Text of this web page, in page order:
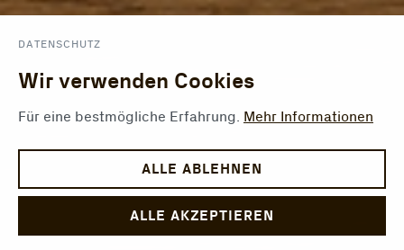
DATENSCHUTZ
Wir verwenden Cookies
Für eine bestmögliche Erfahrung. Mehr Informationen
ALLE ABLEHNEN
ALLE AKZEPTIEREN